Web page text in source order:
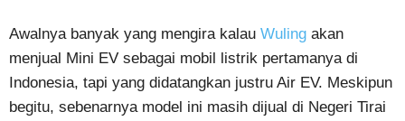
Awalnya banyak yang mengira kalau Wuling akan
menjual Mini EV sebagai mobil listrik pertamanya di
Indonesia, tapi yang didatangkan justru Air EV. Meskipun
begitu, sebenarnya model ini masih dijual di Negeri Tirai